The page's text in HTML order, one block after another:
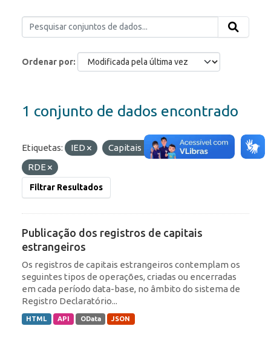
Ordenar por
1 conjunto de dados encontrado
Etiquetas: IED
Capitais Estrangeiros
RDE
Filtrar Resultados
Publicação dos registros de capitais
estrangeiros
Os registros de capitais estrangeiros contemplam os
seguintes tipos de operações, criadas ou encerradas
em cada período data-base, no âmbito do sistema de
Registro Declaratório...
HTML API OData JSON